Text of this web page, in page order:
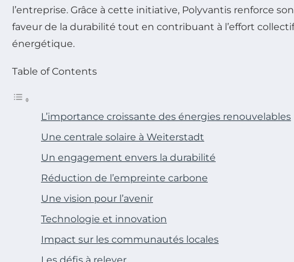
l’entreprise. Grâce à cette initiative, Polyvantis renforce
faveur de la durabilité tout en contribuant à l’effort
énergétique.
Table of Contents
L’importance croissante des énergies renouvelables
Une centrale solaire à Weiterstadt
Un engagement envers la durabilité
Réduction de l’empreinte carbone
Une vision pour l’avenir
Technologie et innovation
Impact sur les communautés locales